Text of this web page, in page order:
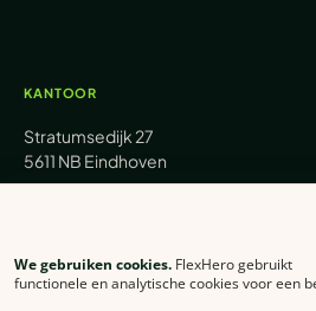
KANTOOR
Stratumsedijk 27
5611 NB Eindhoven
sales@flexhero.com
We gebruiken cookies. FlexHero gebruikt
functionele en analytische cookies voor een